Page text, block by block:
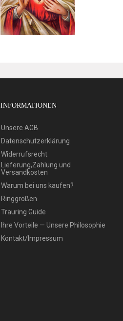
INFORMATIONEN
Unsere AGB
Datenschutzerklärung
Widerrufsrecht
Lieferung,Zahlung und
Versandkosten
Warum bei uns kaufen?
Ringgrößen
Trauring Guide
Ihre Vorteile — Unsere Philosophie
Kontakt/Impressum